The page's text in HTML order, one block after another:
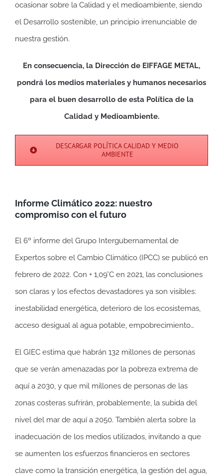
ocasionar sobre la Calidad y el medioambiente, siendo
el Desarrollo sostenible, un principio irrenunciable de
nuestra gestión.
En consecuencia, la Dirección de EIFFAGE METAL,
pondrá los medios materiales y humanos necesarios
para el buen desarrollo de esta Política de la
Calidad y Medioambiente.
DESCARGAR POLÍTICA CALIDAD Y MEDIO
AMBIENTE
Informe Climático 2022: nuestro
compromiso con el futuro
El 6º informe del Grupo Intergubernamental de
Expertos sobre el Cambio Climático (IPCC) se publicó en
febrero de 2022. Con + 1,09°C en 2021, las conclusiones
son claras y los efectos devastadores ya son visibles:
inestabilidad energética, deterioro de los ecosistemas,
acceso desigual al agua potable, empobrecimiento…
El GIEC estima que habrán 132 millones de personas
que se verán amenazadas por la pobreza extrema de
aquí a 2030, y que mil millones de personas de las
zonas costeras sufrirán, probablemente, la subida del
nivel del mar de aquí a 2050. También alerta sobre la
inadecuación de los medios utilizados, invitando a que
se aumenten los esfuerzos financieros en sectores
clave como la transición energética, la gestión del agua,